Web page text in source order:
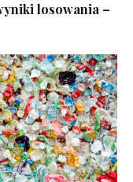
losowania –